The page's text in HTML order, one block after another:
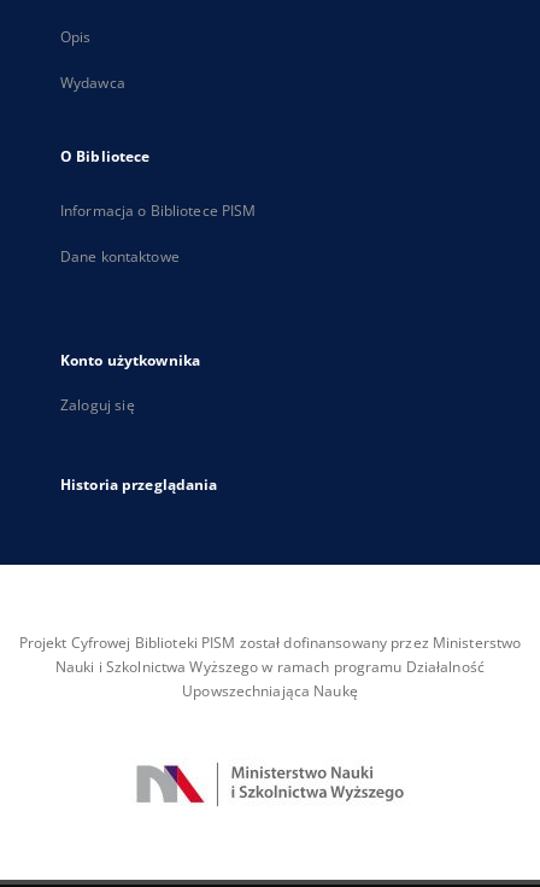
Opis
Wydawca
O Bibliotece
Informacja o Bibliotece PISM
Dane kontaktowe
Konto użytkownika
Zaloguj się
Historia przeglądania
Projekt Cyfrowej Biblioteki PISM został dofinansowany przez Ministerstwo
Nauki i Szkolnictwa Wyższego w ramach programu Działalność
Upowszechniająca Naukę